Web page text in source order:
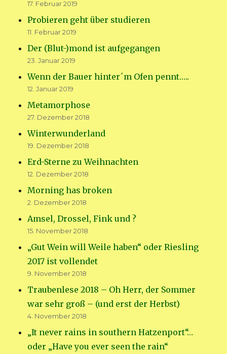
17. Februar 2019
Probieren geht über studieren
11. Februar 2019
Der (Blut-)mond ist aufgegangen
23. Januar 2019
Wenn der Bauer hinter´m Ofen pennt…..
12. Januar 2019
Metamorphose
27. Dezember 2018
Winterwunderland
19. Dezember 2018
Erd-Sterne zu Weihnachten
12. Dezember 2018
Morning has broken
2. Dezember 2018
Amsel, Drossel, Fink und ?
15. November 2018
„Gut Wein will Weile haben“ oder Riesling
2017 ist vollendet
9. November 2018
Traubenlese 2018 – Oh Herr, der Sommer
war sehr groß – (und erst der Herbst)
4. November 2018
„It never rains in southern Hatzenport“…
oder „Have you ever seen the rain“